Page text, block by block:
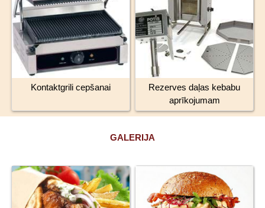
Kontaktgrili cepšanai
Rezerves daļas kebabu
aprīkojumam
GALERIJA